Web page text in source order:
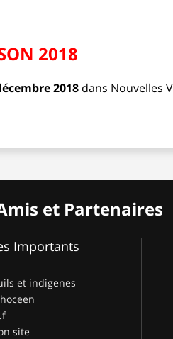
2018
2018 dans Nouvelles
et Partenaires
Importants
et indigenes
site